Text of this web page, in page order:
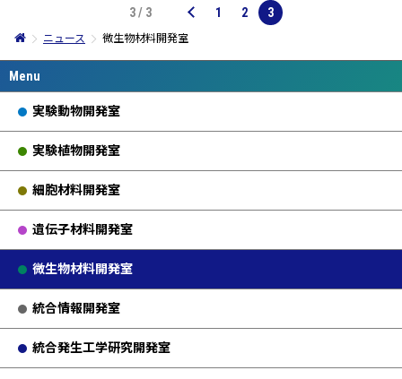
実験動物開発室
実験植物開発室
細胞材料開発室
遺伝子材料開発室
微生物材料開発室
統合情報開発室
統合発生工学研究開発室
3 / 3 1 2 3
ニュース 微生物材料開発室